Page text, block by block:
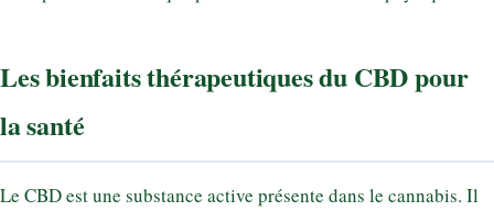
Les bienfaits thérapeutiques du CBD pour
la santé
Le CBD est une substance active présente dans le cannabis. Il